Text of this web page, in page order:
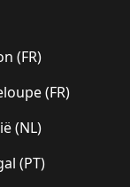
(FR)
(FR)
(NL)
(PT)